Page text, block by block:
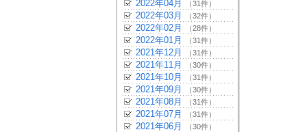
2022年04月 （31件）
2022年03月 （32件）
2022年02月 （28件）
2022年01月 （31件）
2021年12月 （31件）
2021年11月 （30件）
2021年10月 （31件）
2021年09月 （30件）
2021年08月 （31件）
2021年07月 （31件）
2021年06月 （30件）